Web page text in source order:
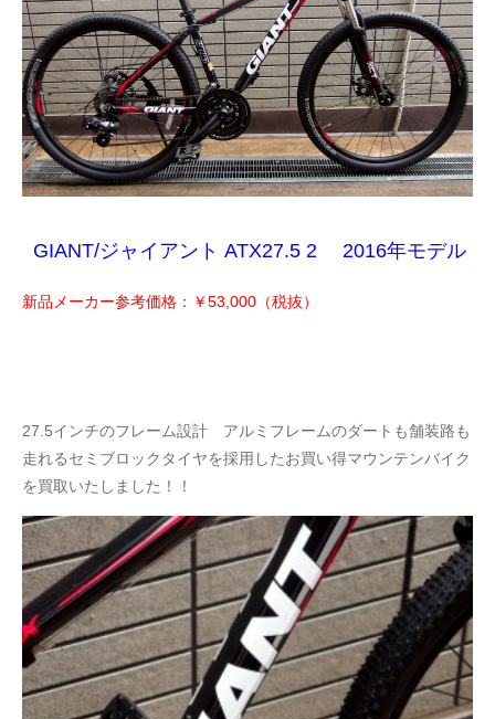
GIANT/ジャイアント ATX27.5 2 2016年モデル
新品メーカー参考価格：￥53,000 （税抜）
27.5インチのフレーム設計 アルミフレームのダートも舗装路も
走れるセミブロックタイヤを採用したお買い得マウンテンバイク
を買取いたしました！！